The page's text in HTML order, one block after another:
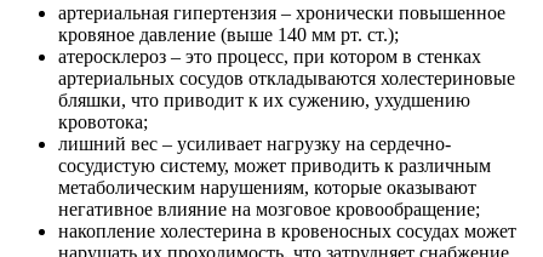
артериальная гипертензия – хронически повышенное
кровяное давление (выше 140 мм рт. ст.);
атеросклероз – это процесс, при котором в стенках
артериальных сосудов откладываются холестериновые
бляшки, что приводит к их сужению, ухудшению
кровотока;
лишний вес – усиливает нагрузку на сердечно-
сосудистую систему, может приводить к различным
метаболическим нарушениям, которые оказывают
негативное влияние на мозговое кровообращение;
накопление холестерина в кровеносных сосудах может
нарушать их проходимость, что затрудняет снабжение